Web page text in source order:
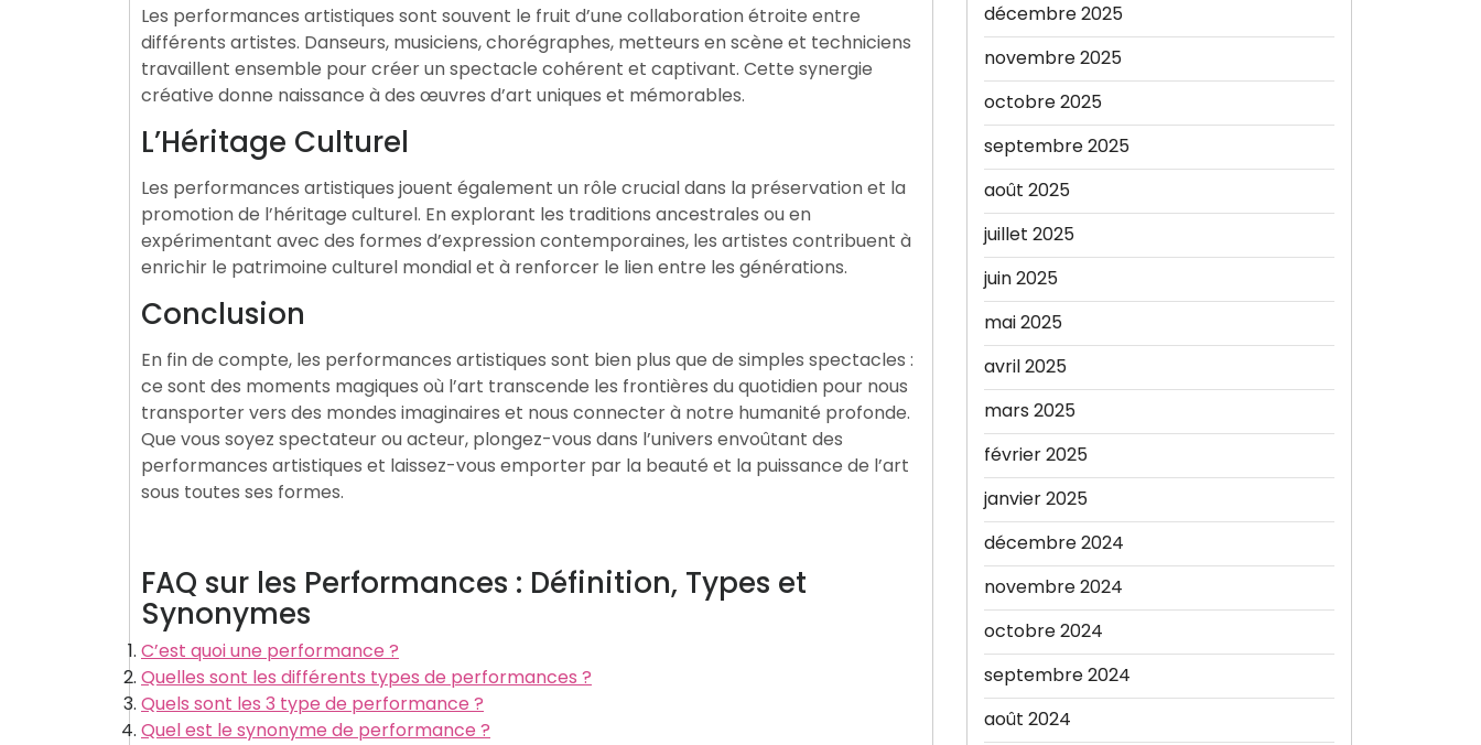
Les performances artistiques sont souvent le fruit d’une collaboration étroite entre
différents artistes. Danseurs, musiciens, chorégraphes, metteurs en scène et techniciens
travaillent ensemble pour créer un spectacle cohérent et captivant. Cette synergie
créative donne naissance à des œuvres d’art uniques et mémorables.
L’Héritage Culturel
Les performances artistiques jouent également un rôle crucial dans la préservation et la
promotion de l’héritage culturel. En explorant les traditions ancestrales ou en
expérimentant avec des formes d’expression contemporaines, les artistes contribuent à
enrichir le patrimoine culturel mondial et à renforcer le lien entre les générations.
Conclusion
En fin de compte, les performances artistiques sont bien plus que de simples spectacles :
ce sont des moments magiques où l’art transcende les frontières du quotidien pour nous
transporter vers des mondes imaginaires et nous connecter à notre humanité profonde.
Que vous soyez spectateur ou acteur, plongez-vous dans l’univers envoûtant des
performances artistiques et laissez-vous emporter par la beauté et la puissance de l’art
sous toutes ses formes.
FAQ sur les Performances : Définition, Types et
Synonymes
C’est quoi une performance ?
Quelles sont les différents types de performances ?
Quels sont les 3 type de performance ?
Quel est le synonyme de performance ?
décembre 2025
novembre 2025
octobre 2025
septembre 2025
août 2025
juillet 2025
juin 2025
mai 2025
avril 2025
mars 2025
février 2025
janvier 2025
décembre 2024
novembre 2024
octobre 2024
septembre 2024
août 2024